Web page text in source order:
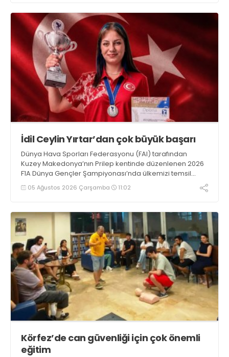
İdil Ceylin Yırtar’dan çok büyük başarı
Dünya Hava Sporları Federasyonu (FAI) tarafından
Kuzey Makedonya’nın Prilep kentinde düzenlenen 2026
F1A Dünya Gençler Şampiyonası’nda ülkemizi temsil
eden millî sporcumuz İdil Ceylin YIRTAR, büyük bir
başarıya imza atarak Dünya ikincisi oldu.
05 Ağustos 2026 Çarşamba 11:02
Körfez’de can güvenliği için çok önemli
eğitim